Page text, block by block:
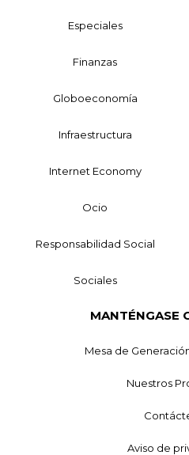
Especiales
Finanzas
Globoeconomía
Infraestructura
Internet Economy
Ocio
Responsabilidad Social
Sociales
MANTÉNGASE
Mesa de
Nuestros
Aviso de